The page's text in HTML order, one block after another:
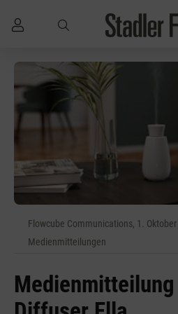
Zum Hauptinhalt springen
Flowcube Communications, 1.
Medienmitteilungen